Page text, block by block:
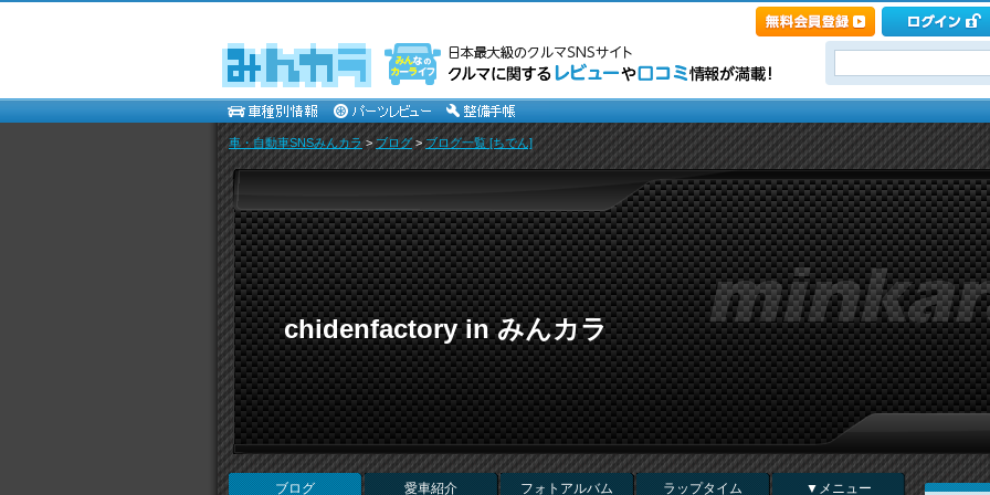
車・自動車SNSみんカラ>ブログ>ブログ一覧 [ちでん]
chidenfactory in みんカラ
ブログ 愛車紹介 フォトアルバム ラップタイム ▼メニュー